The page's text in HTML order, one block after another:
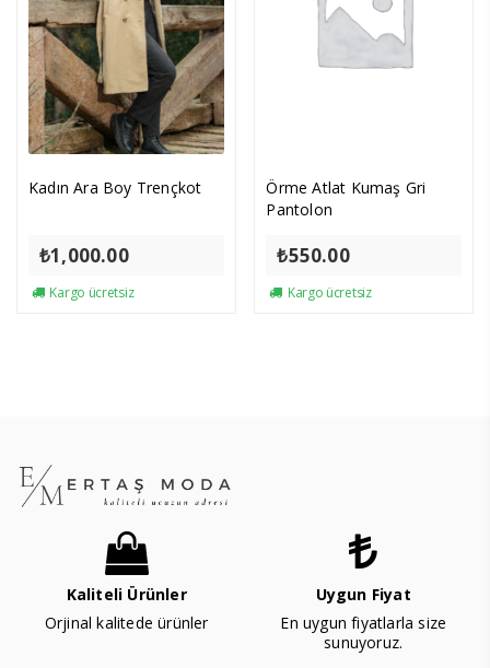
Kadın Ara Boy Trençkot
₺1,000.00
Kargo ücretsiz
Örme Atlat Kumaş Gri
Pantolon
₺550.00
Kargo ücretsiz
Kaliteli Ürünler
Orjinal kalitede ürünler
Uygun Fiyat
En uygun fiyatlarla size
sunuyoruz.